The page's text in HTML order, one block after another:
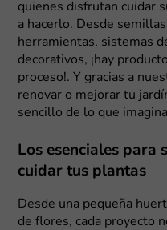
quienes disfrutan cuidar
a hacerlo. Desde
herramientas, sistemas
decorativos, ¡hay
proceso!. Y gracias a
renovar o mejorar tu
sencillo de lo que
Los esenciales para
cuidar tus plantas
Desde una pequeña
de flores, cada proyecto